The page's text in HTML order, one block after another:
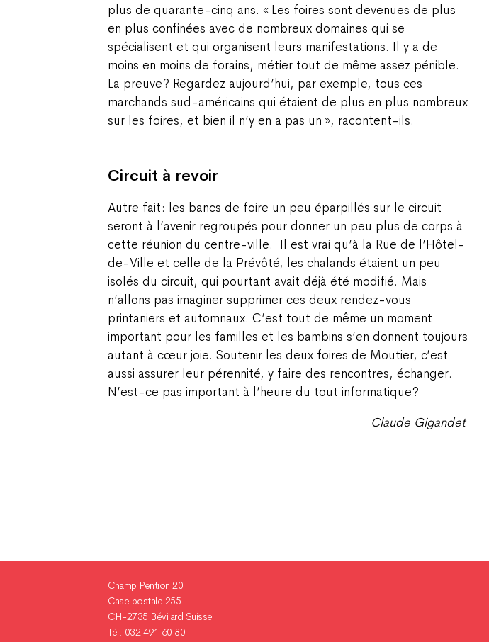
plus de quarante-cinq ans. « Les foires sont devenues de plus
en plus confinées avec de nombreux domaines qui se
spécialisent et qui organisent leurs manifestations. Il y a de
moins en moins de forains, métier tout de même assez pénible.
La preuve ? Regardez aujourd’hui, par exemple, tous ces
marchands sud-américains qui étaient de plus en plus nombreux
sur les foires, et bien il n’y en a pas un », racontent-ils.
Circuit à revoir
Autre fait : les bancs de foire un peu éparpillés sur le circuit
seront à l’avenir regroupés pour donner un peu plus de corps à
cette réunion du centre-ville. Il est vrai qu’à la Rue de l’Hôtel-
de-Ville et celle de la Prévôté, les chalands étaient un peu
isolés du circuit, qui pourtant avait déjà été modifié. Mais
n’allons pas imaginer supprimer ces deux rendez-vous
printaniers et automnaux. C’est tout de même un moment
important pour les familles et les bambins s’en donnent toujours
autant à cœur joie. Soutenir les deux foires de Moutier, c’est
aussi assurer leur pérennité, y faire des rencontres, échanger.
N’est-ce pas important à l’heure du tout informatique ?
Claude Gigandet
Champ Pention 20
Case postale 255
CH-2735 Bévilard Suisse
Tél. 032 491 60 80